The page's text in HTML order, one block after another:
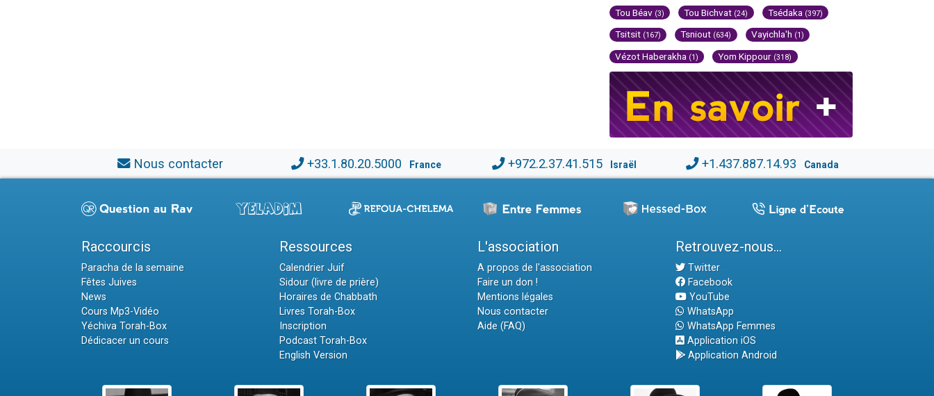
Tou Béav (3) Tou Bichvat (24) Tsédaka (397)
Tsitsit (167) Tsniout (634) Vayichla'h (1)
Vézot Haberakha (1) Yom Kippour (318)
Nous contacter +33.1.80.20.5000 France +972.2.37.41.515 Israël +1.437.887.14.93 Canada
Raccourcis
Paracha de la semaine
Fêtes Juives
News
Cours Mp3-Vidéo
Yéchiva Torah-Box
Dédicacer un cours
Ressources
Calendrier Juif
Sidour (livre de prière)
Horaires de Chabbath
Livres Torah-Box
Inscription
Podcast Torah-Box
English Version
L'association
A propos de l'association
Faire un don !
Mentions légales
Nous contacter
Aide (FAQ)
Retrouvez-nous...
Twitter
Facebook
YouTube
WhatsApp
WhatsApp Femmes
Application iOS
Application Android